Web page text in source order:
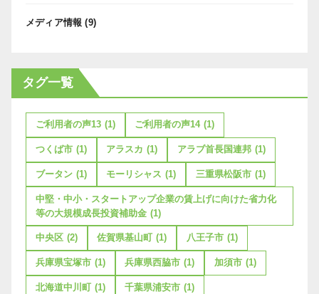
メディア情報 (9)
タグ一覧
ご利用者の声13 (1) ご利用者の声14 (1)
つくば市 (1) アラスカ (1) アラブ首長国連邦 (1)
ブータン (1) モーリシャス (1) 三重県松阪市 (1)
中堅・中小・スタートアップ企業の賃上げに向けた省力化
等の大規模成長投資補助金 (1)
中央区 (2) 佐賀県基山町 (1) 八王子市 (1)
兵庫県宝塚市 (1) 兵庫県西脇市 (1) 加須市 (1)
北海道中川町 (1) 千葉県浦安市 (1)